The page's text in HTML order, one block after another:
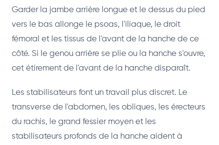
Garder la jambe arrière longue et le dessus du pied
vers le bas allonge le psoas, l'iliaque, le droit
fémoral et les tissus de l'avant de la hanche de ce
côté. Si le genou arrière se plie ou la hanche s'ouvre,
cet étirement de l'avant de la hanche disparaît.
Les stabilisateurs font un travail plus discret. Le
transverse de l'abdomen, les obliques, les érecteurs
du rachis, le grand fessier moyen et les
stabilisateurs profonds de la hanche aident à